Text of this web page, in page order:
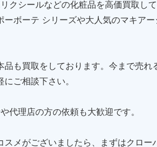
クシールなどの化粧品を高価買取して
ーボーテ シリーズや大人気のマキア
品も買取をしております。今まで売れ
ご相談下さい。
代理店の方の依頼も大歓迎です。
メがございましたら、まずはクロー